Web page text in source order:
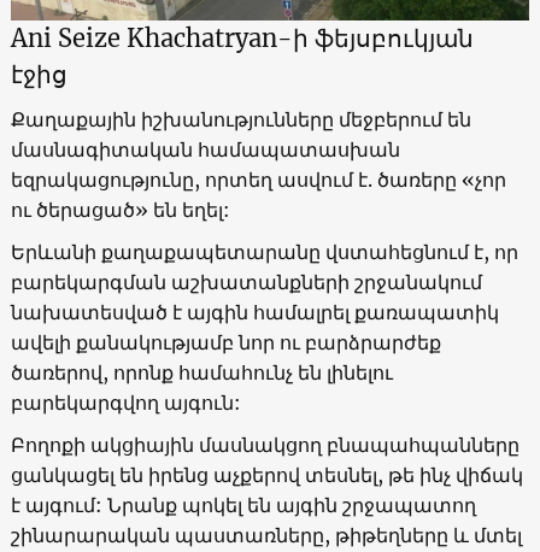
Ani Seize Khachatryan-ի ֆեյսբուկյան
էջից
Քաղաքային իշխանությունները մեջբերում են
մասնագիտական համապատասխան
եզրակացությունը, որտեղ ասվում է. ծառերը «չոր
ու ծերացած» են եղել:
Երևանի քաղաքապետարանը վստահեցնում է, որ
բարեկարգման աշխատանքների շրջանակում
նախատեսված է այգին համալրել քառապատիկ
ավելի քանակությամբ նոր ու բարձրարժեք
ծառերով, որոնք համահունչ են լինելու
բարեկարգվող այգուն:
Բողոքի ակցիային մասնակցող բնապահպանները
ցանկացել են իրենց աչքերով տեսնել, թե ինչ վիճակ
է այգում: Նրանք պոկել են այգին շրջապատող
շինարարական պաստառները, թիթեղները և մտել